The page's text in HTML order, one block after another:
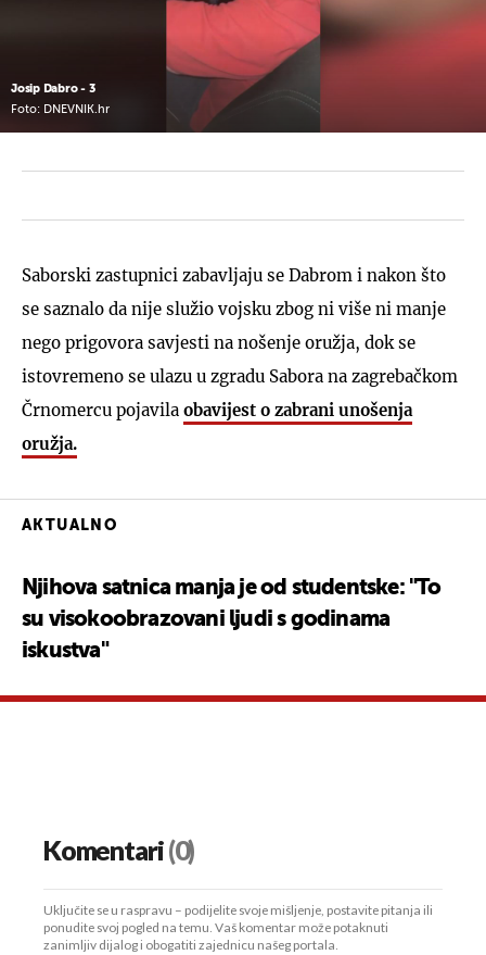
Josip Dabro - 3
Foto: DNEVNIK.hr
Saborski zastupnici zabavljaju se Dabrom i nakon što
se saznalo da nije služio vojsku zbog ni više ni manje
nego prigovora savjesti na nošenje oružja, dok se
istovremeno se ulazu u zgradu Sabora na zagrebačkom
Črnomercu pojavila obavijest o zabrani unošenja
oružja.
AKTUALNO
Njihova satnica manja je od studentske: "To
su visokoobrazovani ljudi s godinama
iskustva"
Komentari(0)
Uključite se u raspravu – podijelite svoje mišljenje, postavite pitanja ili
ponudite svoj pogled na temu. Vaš komentar može potaknuti
zanimljiv dijalog i obogatiti zajednicu našeg portala.